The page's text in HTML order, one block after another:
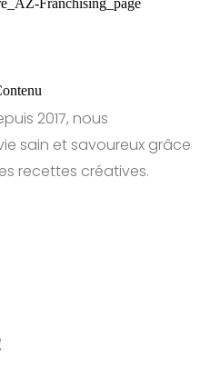
2017, nous
sain et savoureux grâce
recettes créatives.